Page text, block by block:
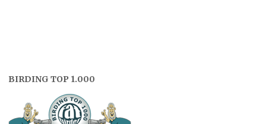
BIRDING TOP 1.000